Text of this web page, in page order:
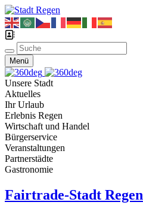
Menü
Unsere Stadt
Aktuelles
Ihr Urlaub
Erlebnis Regen
Wirtschaft und Handel
Bürgerservice
Veranstaltungen
Partnerstädte
Gastronomie
Fairtrade-Stadt Regen